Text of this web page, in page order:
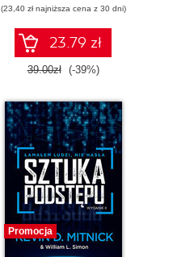
(23,40 zł najniższa cena z 30 dni)
23.79 zł
39.00zł (-39%)
Promocja